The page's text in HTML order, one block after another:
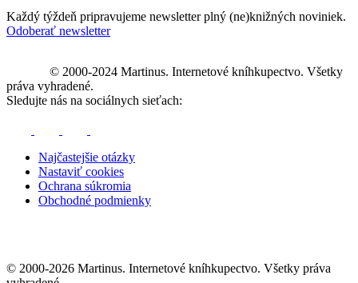
Každý týždeň pripravujeme newsletter plný (ne)knižných noviniek.
Odoberať newsletter
© 2000-2024 Martinus. Internetové kníhkupectvo. Všetky
práva vyhradené.
Sledujte nás na sociálnych sieťach:
Najčastejšie otázky
Nastaviť cookies
Ochrana súkromia
Obchodné podmienky
© 2000-2026 Martinus. Internetové kníhkupectvo. Všetky práva